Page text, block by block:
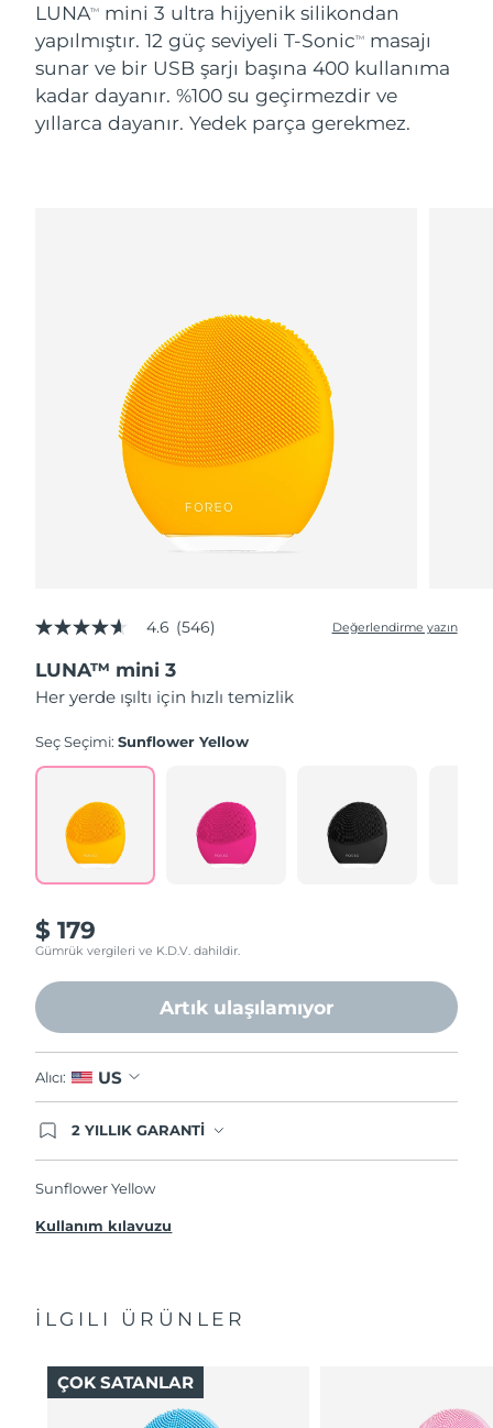
LUNATM
mini 3 ultra hijyenik silikondan
yapılmıştır. 12 güç seviyeli T-SonicTM
masajı
sunar ve bir USB şarjı başına 400 kullanıma
kadar dayanır. %100 su geçirmezdir ve
yıllarca dayanır. Yedek parça gerekmez.
5
4.6
yıldız,
ortalama
değeri.
546
Aynı
sayfa
bağlantısı.
4.6 (546) Değerlendirme yazın
LUNA™ mini 3
Her yerde ışıltı için hızlı temizlik
Seç Seçimi:Sunflower Yellow
$ 179
Gümrük vergileri ve K.D.V. dahildir.
Artık ulaşılamıyor
Alıcı: US
2 YILLIK GARANTİ
korunmaktadır. Cihazınızla ilgili herhangi bir
alan servisimize ve merkez ofis adresimize
Sunflower Yellow
Kullanım kılavuzu
İLGILI ÜRÜNLER
ÇOK SATANLAR